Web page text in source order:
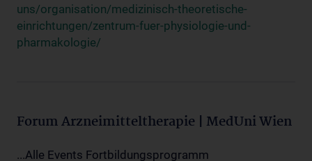
uns/organisation/medizinisch-theoretische-
einrichtungen/zentrum-fuer-physiologie-und-
pharmakologie/
Forum Arzneimitteltherapie | MedUni Wien
...Alle Events Fortbildungsprogramm